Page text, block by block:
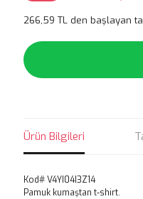
266,59 TL den başlayan
Ürün Bilgileri
Kod# V4YI04I3Z14
Pamuk kumaştan t-shirt.